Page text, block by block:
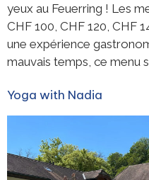
yeux au Feuerring ! Les
CHF 100, CHF 120, CHF
une expérience
mauvais temps, ce menu
Yoga with Nadia